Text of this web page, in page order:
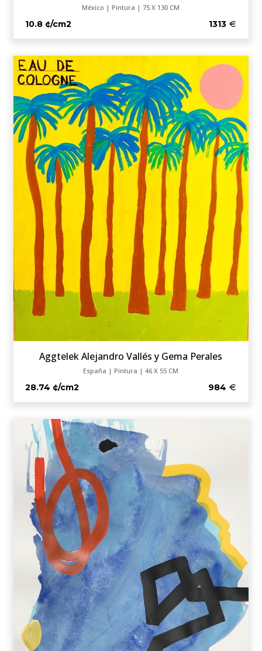
México | Pintura | 75 X 130 CM
10.8 ¢/cm2 1313
Aggtelek Alejandro Vallés y Gema Perales
España | Pintura | 46 X 55 CM
28.74 ¢/cm2 984